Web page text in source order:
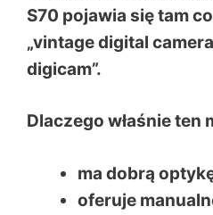
S70 pojawia się tam
„vintage digital
digicam”.
Dlaczego właśnie ten
ma dobrą
oferuje